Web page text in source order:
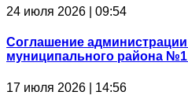
24 июля 2026 | 09:54
Соглашение
муниципального района №1
17 июля 2026 | 14:56